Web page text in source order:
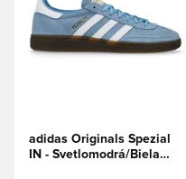
adidas Originals Spezial
IN - Svetlomodrá/Biela